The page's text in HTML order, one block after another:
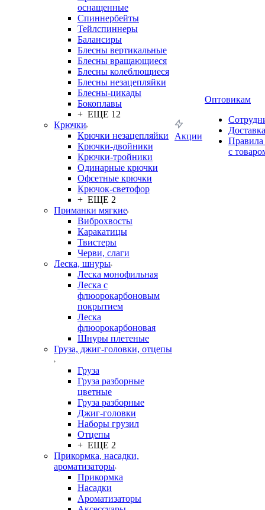
оснащенные
Спиннербейты
Тейлспиннеры
Балансиры
Блесны вертикальные
Блесны вращающиеся
Блесны колеблющиеся
Блесны незацепляйки
Блесны-цикады
Бокоплавы
+ ЕЩЕ 12
Крючки
Крючки незацепляйки
Крючки-двойники
Крючки-тройники
Одинарные крючки
Офсетные крючки
Крючок-светофор
+ ЕЩЕ 2
Приманки мягкие
Виброхвосты
Каракатицы
Твистеры
Черви, слаги
Леска, шнуры
Леска монофильная
Леска с
флюорокарбоновым
покрытием
Леска
флюорокарбоновая
Шнуры плетеные
Груза, джиг-головки, отцепы
Груза
Груза разборные
цветные
Груза разборные
Джиг-головки
Наборы грузил
Отцепы
+ ЕЩЕ 2
Прикормка, насадки,
ароматизаторы
Прикормка
Насадки
Ароматизаторы
Акции
Оптовикам
Доставка
Правила
с